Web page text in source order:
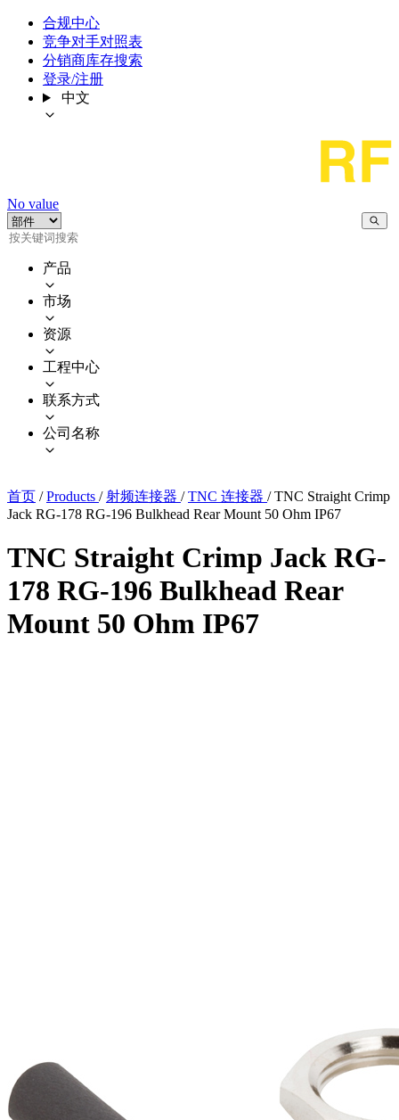
合规中心
竞争对手对照表
分销商库存搜索
登录/注册
中文
No value
产品
市场
资源
工程中心
联系方式
公司名称
首页 / Products / 射频连接器 / TNC 连接器 / TNC Straight Crimp
Jack RG-178 RG-196 Bulkhead Rear Mount 50 Ohm IP67
TNC Straight Crimp Jack RG-
178 RG-196 Bulkhead Rear
Mount 50 Ohm IP67